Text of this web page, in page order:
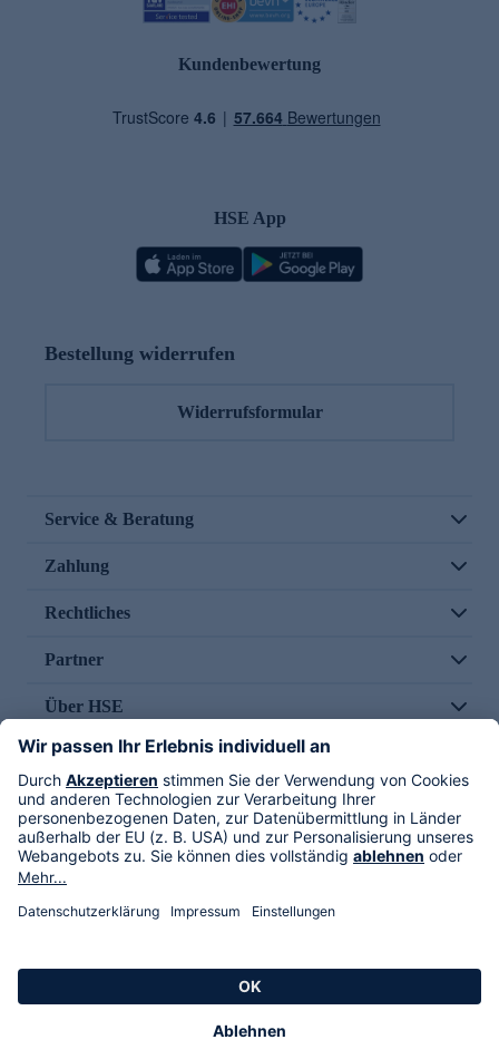
Kundenbewertung
HSE App
Bestellung widerrufen
Widerrufsformular
Service & Beratung
Zahlung
Rechtliches
Partner
Über HSE
Im TV
HSE International